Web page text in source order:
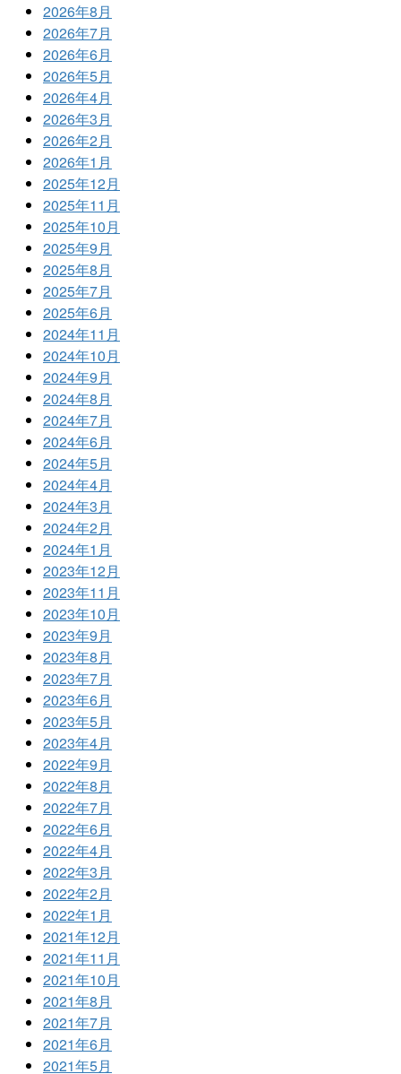
2026年8月
2026年7月
2026年6月
2026年5月
2026年4月
2026年3月
2026年2月
2026年1月
2025年12月
2025年11月
2025年10月
2025年9月
2025年8月
2025年7月
2025年6月
2024年11月
2024年10月
2024年9月
2024年8月
2024年7月
2024年6月
2024年5月
2024年4月
2024年3月
2024年2月
2024年1月
2023年12月
2023年11月
2023年10月
2023年9月
2023年8月
2023年7月
2023年6月
2023年5月
2023年4月
2022年9月
2022年8月
2022年7月
2022年6月
2022年4月
2022年3月
2022年2月
2022年1月
2021年12月
2021年11月
2021年10月
2021年8月
2021年7月
2021年6月
2021年5月